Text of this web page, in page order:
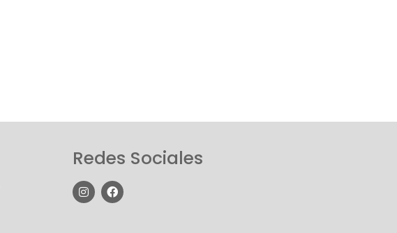
Redes Sociales